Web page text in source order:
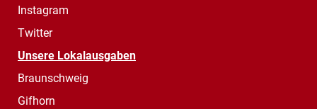
Instagram
Twitter
Unsere Lokalausgaben
Braunschweig
Gifhorn